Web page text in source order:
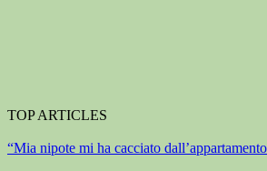
TOP ARTICLES
“Mia nipote mi ha cacciato